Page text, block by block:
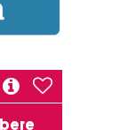
lehentasunak
dezakezu